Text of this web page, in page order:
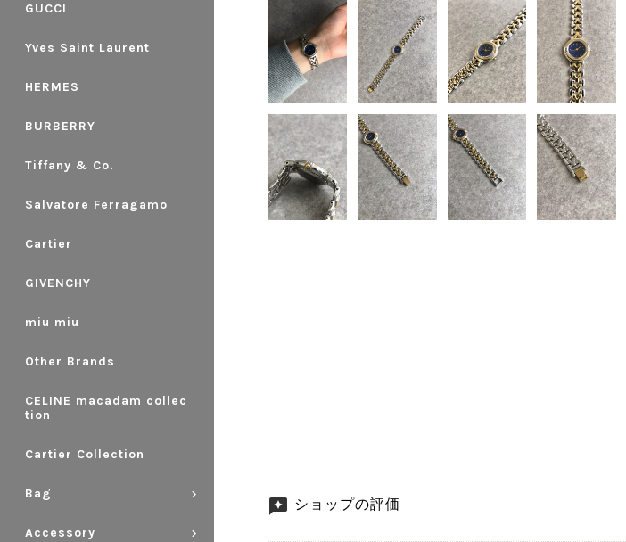
GUCCI
Yves Saint Laurent
HERMES
BURBERRY
Tiffany & Co.
Salvatore Ferragamo
Cartier
GIVENCHY
miu miu
Other Brands
CELINE macadam collec
tion
Cartier Collection
Bag
Accessory
ショップの評価